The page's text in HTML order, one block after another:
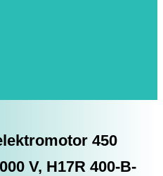
450
V, H17R 400-B-